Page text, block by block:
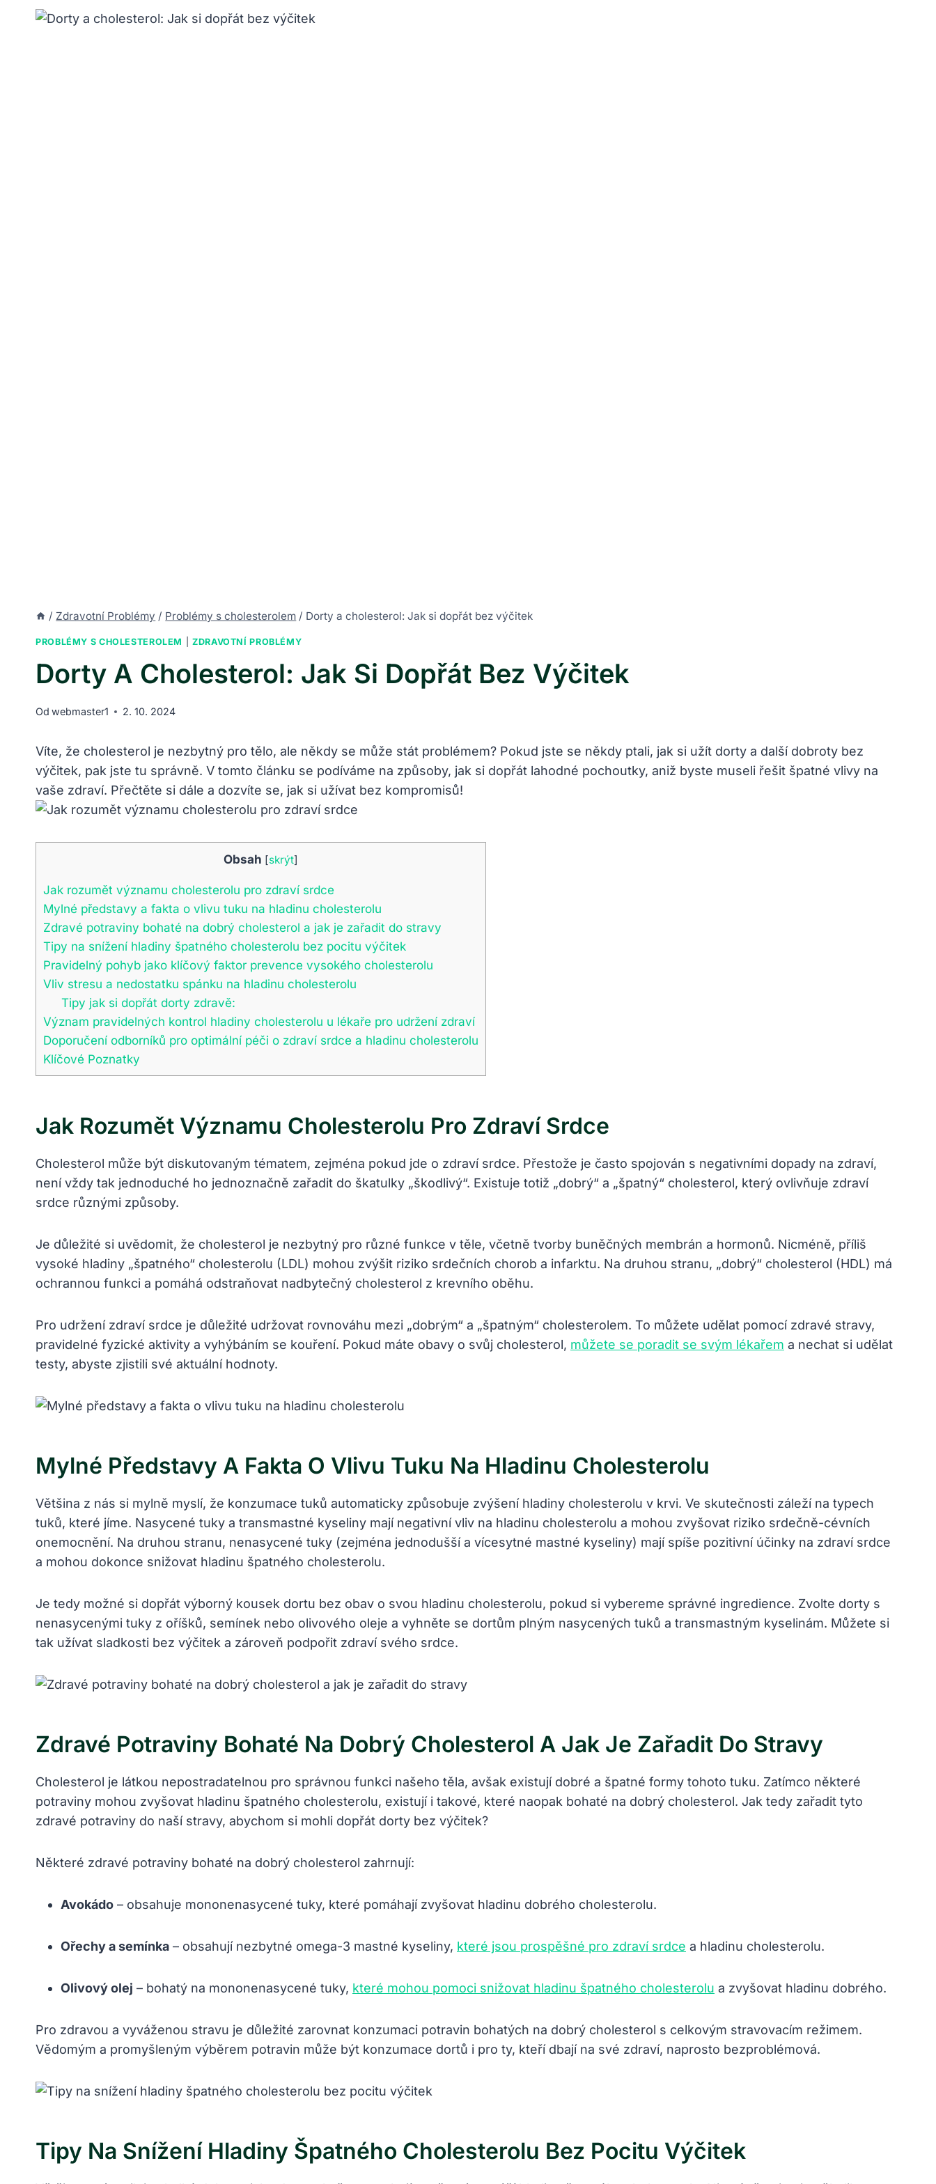
/ Zdravotní Problémy / Problémy s cholesterolem / Dorty a cholesterol: Jak si dopřát bez výčitek
PROBLÉMY S CHOLESTEROLEM |ZDRAVOTNÍ PROBLÉMY
Dorty A Cholesterol: Jak Si Dopřát Bez Výčitek
Od webmaster1 2. 10. 2024
Víte, že cholesterol je nezbytný pro tělo, ale někdy se může stát problémem? Pokud jste se někdy ptali, jak si užít dorty a další dobroty bez
výčitek, pak jste tu správně. V tomto článku se podíváme na způsoby, jak si dopřát lahodné pochoutky, aniž byste museli řešit špatné vlivy na
vaše zdraví. Přečtěte si dále a dozvíte se, jak si užívat bez kompromisů!
Obsah [skrýt]
Jak rozumět významu cholesterolu pro zdraví srdce
Mylné představy a fakta o vlivu tuku na hladinu cholesterolu
Zdravé potraviny bohaté na dobrý cholesterol a jak je zařadit do stravy
Tipy na snížení hladiny špatného cholesterolu bez pocitu výčitek
Pravidelný pohyb jako klíčový faktor prevence vysokého cholesterolu
Vliv stresu a nedostatku spánku na hladinu cholesterolu
Tipy jak si dopřát dorty zdravě:
Význam pravidelných kontrol hladiny cholesterolu u lékaře pro udržení zdraví
Doporučení odborníků pro optimální péči o zdraví srdce a hladinu cholesterolu
Klíčové Poznatky
Jak Rozumět Významu Cholesterolu Pro Zdraví Srdce
Cholesterol může být diskutovaným tématem, zejména pokud jde o zdraví srdce. Přestože je často spojován s negativními dopady na zdraví,
není vždy tak jednoduché ho jednoznačně zařadit do škatulky „škodlivý“. Existuje totiž „dobrý“ a „špatný“ cholesterol, který ovlivňuje zdraví
srdce různými způsoby.
Je důležité si uvědomit, že cholesterol je nezbytný pro různé funkce v těle, včetně tvorby buněčných membrán a hormonů. Nicméně, příliš
vysoké hladiny „špatného“ cholesterolu (LDL) mohou zvýšit riziko srdečních chorob a infarktu. Na druhou stranu, „dobrý“ cholesterol (HDL) má
ochrannou funkci a pomáhá odstraňovat nadbytečný cholesterol z krevního oběhu.
Pro udržení zdraví srdce je důležité udržovat rovnováhu mezi „dobrým“ a „špatným“ cholesterolem. To můžete udělat pomocí zdravé stravy,
pravidelné fyzické aktivity a vyhýbáním se kouření. Pokud máte obavy o svůj cholesterol, můžete se poradit se svým lékařem a nechat si udělat
testy, abyste zjistili své aktuální hodnoty.
Mylné Představy A Fakta O Vlivu Tuku Na Hladinu Cholesterolu
Většina z nás si mylně myslí, že konzumace tuků automaticky způsobuje zvýšení hladiny cholesterolu v krvi. Ve skutečnosti záleží na typech
tuků, které jíme. Nasycené tuky a transmastné kyseliny mají negativní vliv na hladinu cholesterolu a mohou zvyšovat riziko srdečně-cévních
onemocnění. Na druhou stranu, nenasycené tuky (zejména jednodušší a vícesytné mastné kyseliny) mají spíše pozitivní účinky na zdraví srdce
a mohou dokonce snižovat hladinu špatného cholesterolu.
Je tedy možné si dopřát výborný kousek dortu bez obav o svou hladinu cholesterolu, pokud si vybereme správné ingredience. Zvolte dorty s
nenasycenými tuky z oříšků, semínek nebo olivového oleje a vyhněte se dortům plným nasycených tuků a transmastným kyselinám. Můžete si
tak užívat sladkosti bez výčitek a zároveň podpořit zdraví svého srdce.
Zdravé Potraviny Bohaté Na Dobrý Cholesterol A Jak Je Zařadit Do Stravy
Cholesterol je látkou nepostradatelnou pro správnou funkci našeho těla, avšak existují dobré a špatné formy tohoto tuku. Zatímco některé
potraviny mohou zvyšovat hladinu špatného cholesterolu, existují i takové, které naopak bohaté na dobrý cholesterol. Jak tedy zařadit tyto
zdravé potraviny do naší stravy, abychom si mohli dopřát dorty bez výčitek?
Některé zdravé potraviny bohaté na dobrý cholesterol zahrnují:
Avokádo – obsahuje mononenasycené tuky, které pomáhají zvyšovat hladinu dobrého cholesterolu.
Ořechy a semínka – obsahují nezbytné omega-3 mastné kyseliny, které jsou prospěšné pro zdraví srdce a hladinu cholesterolu.
Olivový olej – bohatý na mononenasycené tuky, které mohou pomoci snižovat hladinu špatného cholesterolu a zvyšovat hladinu dobrého.
Pro zdravou a vyváženou stravu je důležité zarovnat konzumaci potravin bohatých na dobrý cholesterol s celkovým stravovacím režimem.
Vědomým a promyšleným výběrem potravin může být konzumace dortů i pro ty, kteří dbají na své zdraví, naprosto bezproblémová.
Tipy Na Snížení Hladiny Špatného Cholesterolu Bez Pocitu Výčitek